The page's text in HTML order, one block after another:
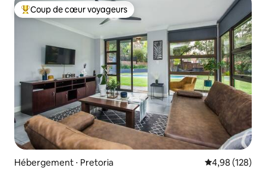
Coups de cœur voyageurs les plus appréciés
Coup de cœur voyageurs
Hébergement ⋅ Pretoria Évaluation
4,98 (128)